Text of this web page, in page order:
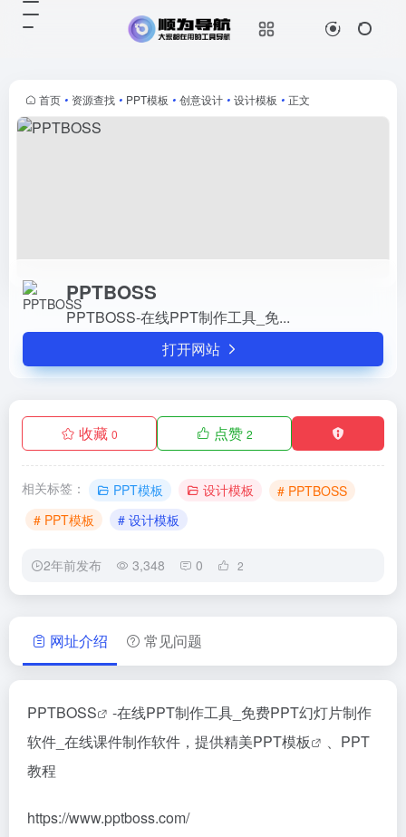
首页 • 资源查找 • PPT模板 • 创意设计 • 设计模板 • 正文
PPTBOSS
PPTBOSS-在线PPT制作工具_免...
打开网站
收藏 0 点赞 2
相关标签： PPT模板 设计模板
# PPTBOSS
# PPT模板
# 设计模板
2年前发布 3,348 0 2
网址介绍 常见问题
PPTBOSS
-在线PPT制作工具_免费PPT幻灯片制作
软件_在线课件制作软件，提供精美PPT模板
、PPT
教程
https://www.pptboss.com/